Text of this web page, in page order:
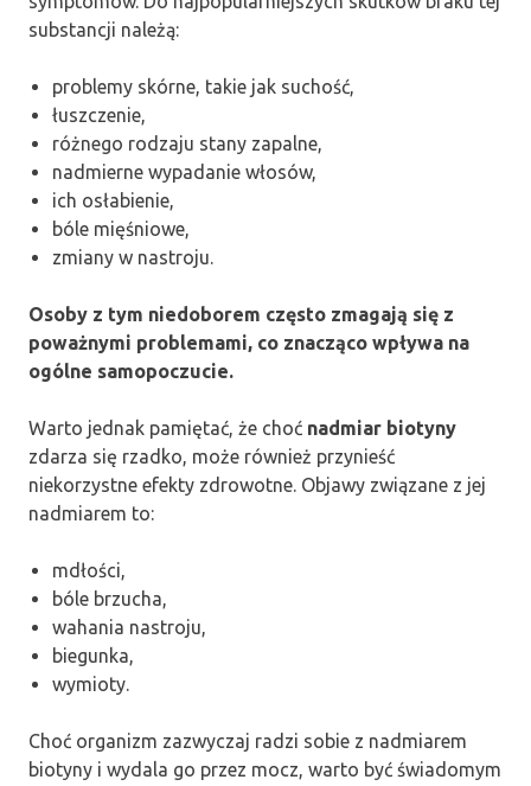
substancji należą:
problemy skórne, takie jak suchość,
łuszczenie,
różnego rodzaju stany zapalne,
nadmierne wypadanie włosów,
ich osłabienie,
bóle mięśniowe,
zmiany w nastroju.
Osoby z tym niedoborem często zmagają się z
poważnymi problemami, co znacząco wpływa na
ogólne samopoczucie.
Warto jednak pamiętać, że choć nadmiar biotyny
zdarza się rzadko, może również przynieść
niekorzystne efekty zdrowotne. Objawy związane z jej
nadmiarem to:
mdłości,
bóle brzucha,
wahania nastroju,
biegunka,
wymioty.
Choć organizm zazwyczaj radzi sobie z nadmiarem
biotyny i wydala go przez mocz, warto być świadomym